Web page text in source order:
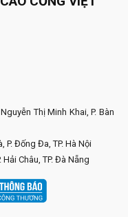
Thị Minh Khai, P. Bàn
P. Đống Đa, TP. Hà Nội
Châu, TP. Đà Nẵng